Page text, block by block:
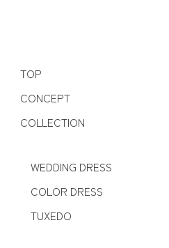
TOP
CONCEPT
COLLECTION
WEDDING DRESS
COLOR DRESS
TUXEDO